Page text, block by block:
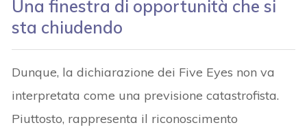
Una finestra di opportunità che si
sta chiudendo
Dunque, la dichiarazione dei Five Eyes non va
interpretata come una previsione catastrofista.
Piuttosto, rappresenta il riconoscimento